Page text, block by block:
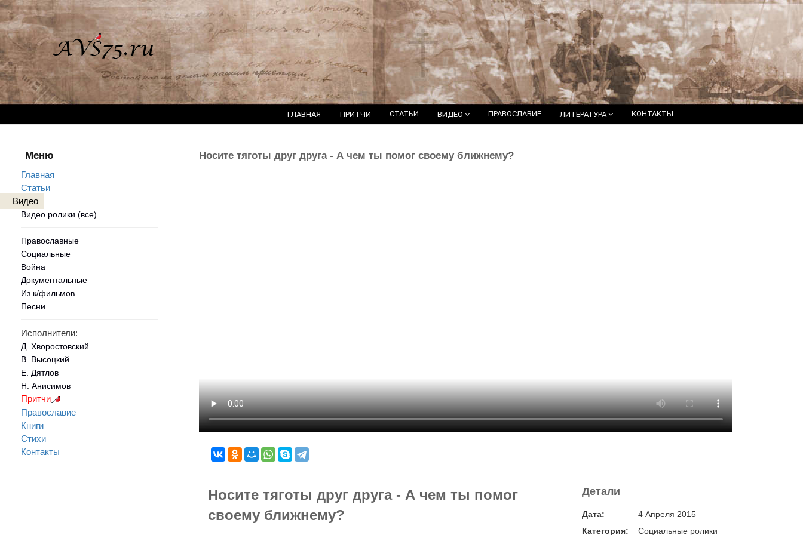
ГЛАВНАЯ ПРИТЧИ СТАТЬИ ВИДЕО ПРАВОСЛАВИЕ ЛИТЕРАТУРА КОНТАКТЫ
Меню
Главная
Статьи
Видео
Видео ролики (все)
Православные
Социальные
Война
Документальные
Из к/фильмов
Песни
Исполнители:
Д. Хворостовский
В. Высоцкий
Е. Дятлов
Н. Анисимов
Притчи
Православие
Книги
Стихи
Контакты
Носите тяготы друг друга - А чем ты помог своему ближнему?
Носите тяготы друг друга - А чем ты помог
своему ближнему?
Детали
Дата:
4 Апреля 2015
Категория:
Социальные ролики